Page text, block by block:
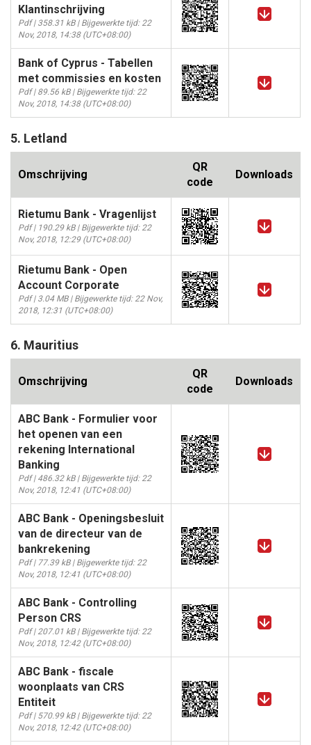
Klantinschrijving
Pdf | 358.31 kB | Bijgewerkte tijd: 22
Nov, 2018, 14:38 (UTC+08:00)
Bank of Cyprus - Tabellen
met commissies en kosten
Pdf | 89.56 kB | Bijgewerkte tijd: 22
Nov, 2018, 14:38 (UTC+08:00)
5. Letland
Omschrijving
QR
code
Downloads
Rietumu Bank - Vragenlijst
Pdf | 190.29 kB | Bijgewerkte tijd: 22
Nov, 2018, 12:29 (UTC+08:00)
Rietumu Bank - Open
Account Corporate
Pdf | 3.04 MB | Bijgewerkte tijd: 22 Nov,
2018, 12:31 (UTC+08:00)
6. Mauritius
Omschrijving
QR
code
Downloads
ABC Bank - Formulier voor
het openen van een
rekening International
Banking
Pdf | 486.32 kB | Bijgewerkte tijd: 22
Nov, 2018, 12:41 (UTC+08:00)
ABC Bank - Openingsbesluit
van de directeur van de
bankrekening
Pdf | 77.39 kB | Bijgewerkte tijd: 22
Nov, 2018, 12:41 (UTC+08:00)
ABC Bank - Controlling
Person CRS
Pdf | 207.01 kB | Bijgewerkte tijd: 22
Nov, 2018, 12:42 (UTC+08:00)
ABC Bank - fiscale
woonplaats van CRS
Entiteit
Pdf | 570.99 kB | Bijgewerkte tijd: 22
Nov, 2018, 12:42 (UTC+08:00)